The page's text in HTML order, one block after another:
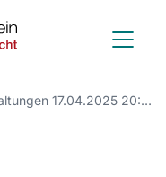
Deutscher
Anwalt
Verein
Anmeldung zu Veranstaltungen 17.04.2025 20:41:02